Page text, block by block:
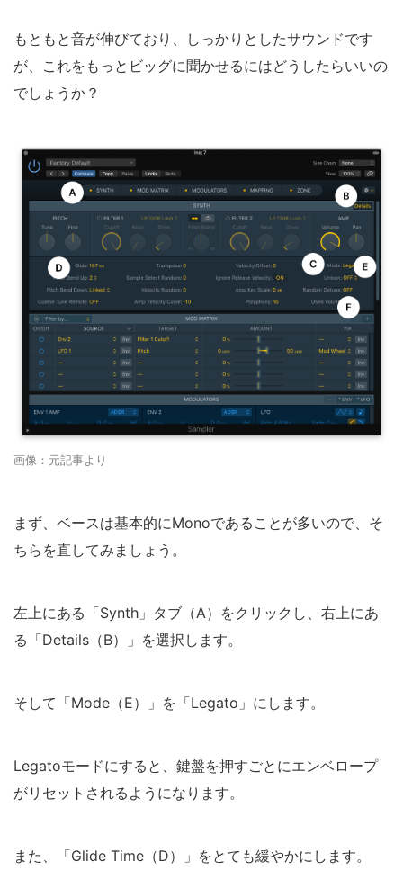
もともと音が伸びており、しっかりとしたサウンドです
が、これをもっとビッグに聞かせるにはどうしたらいいの
でしょうか？
画像：元記事より
まず、ベースは基本的にMonoであることが多いので、そ
ちらを直してみましょう。
左上にある「Synth」タブ（A）をクリックし、右上にあ
る「Details（B）」を選択します。
そして「Mode（E）」を「Legato」にします。
Legatoモードにすると、鍵盤を押すごとにエンベロープ
がリセットされるようになります。
また、「Glide Time（D）」をとても緩やかにします。